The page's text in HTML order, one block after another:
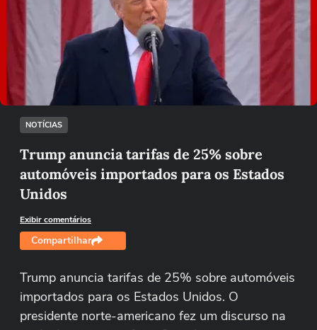
Não foi possível reproduzir o vídeo
Tentar novamente
NOTÍCIAS
Trump anuncia tarifas de 25% sobre
automóveis importados para os Estados
Unidos
Exibir comentários
Compartilhar
Trump anuncia tarifas de 25% sobre automóveis
importados para os Estados Unidos. O
presidente norte-americano fez um discurso na